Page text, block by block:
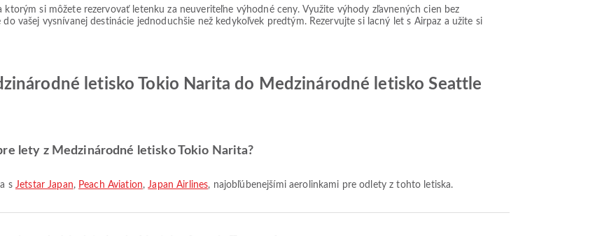
si môžete rezervovať letenku za neuveriteľne výhodné ceny. Využite výhody zľavnených cien bez
vašej vysnívanej destinácie jednoduchšie než kedykoľvek predtým. Rezervujte si lacný let s Airpaz a užite si
letisko Tokio Narita do Medzinárodné letisko Seattle
lety z Medzinárodné letisko Tokio Narita?
s Jetstar Japan, Peach Aviation,Japan Airlines, najobľúbenejšími aerolinkami pre odlety z tohto letiska.